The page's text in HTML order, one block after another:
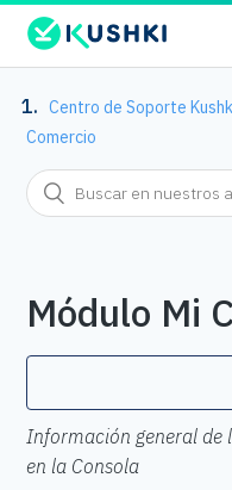
Centro de Soporte
Comercio
Módulo Mi
Información general de
en la Consola